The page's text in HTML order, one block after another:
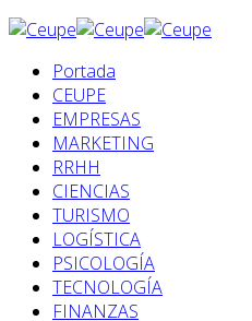
Portada
CEUPE
EMPRESAS
MARKETING
RRHH
CIENCIAS
TURISMO
LOGÍSTICA
PSICOLOGÍA
TECNOLOGÍA
FINANZAS